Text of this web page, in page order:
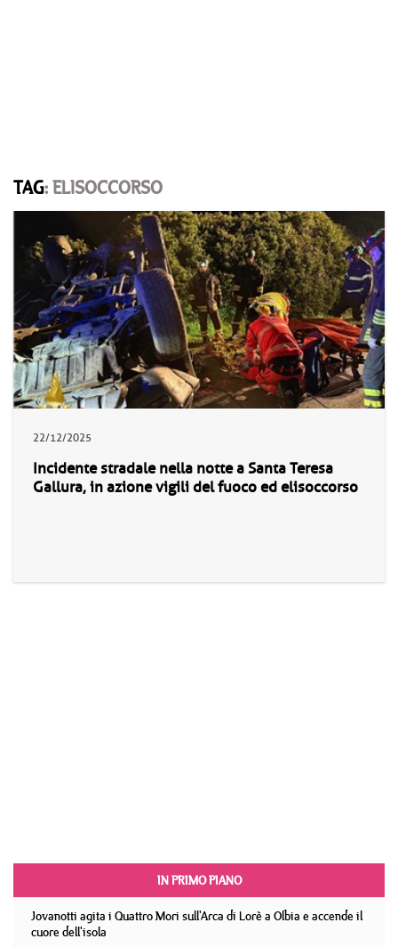
TAG: ELISOCCORSO
22/12/2025
Incidente stradale nella notte a Santa Teresa
Gallura, in azione vigili del fuoco ed elisoccorso
IN PRIMO PIANO
Jovanotti agita i Quattro Mori sull'Arca di Lorè a Olbia e accende il
cuore dell'isola